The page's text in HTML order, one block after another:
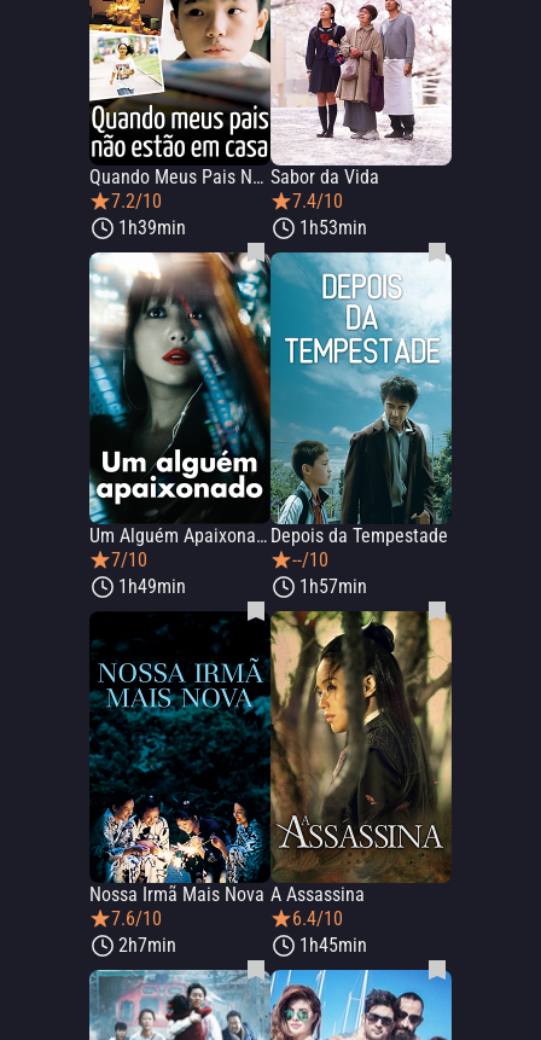
Quando Meus Pais Não Estão em Casa
7.2/10
1h39min
Sabor da Vida
7.4/10
1h53min
Um Alguém Apaixonado
7/10
1h49min
Depois da Tempestade
--/10
1h57min
Nossa Irmã Mais Nova
7.6/10
2h7min
A Assassina
6.4/10
1h45min